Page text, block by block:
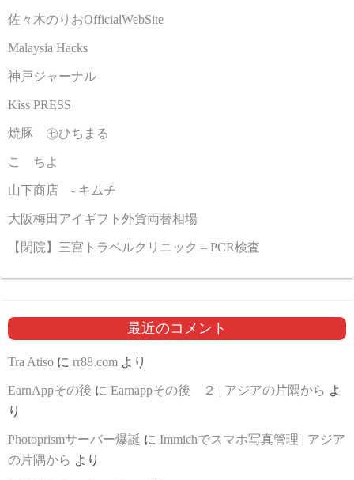
佐々木のりおOfficialWebSite
Malaysia Hacks
神戸ジャーナル
Kiss PRESS
焼豚 ㊆ひちまる
こゝちよ
山下商店 - キムチ
大阪梅田アイギフト外貨両替相場
【閉院】三宮トラベルクリニック – PCR検査
最近のコメント
Tra Atiso に rr88.com より
EarnAppその後 に Earnappその後 ２ | アジアの片隅から よ
り
Photoprismサーバー爆誕 に Immichでスマホ写真管理 | アジア
の片隅から より